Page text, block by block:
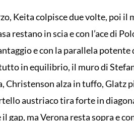
Keita colpisce due volte, poi il
restano in scia e con l’ace di
e con la parallela
in equilibrio, il muro di
Christenson alza in tuffo, Glatz
austriaco tira forte in
gap, ma Verona resta sopra e